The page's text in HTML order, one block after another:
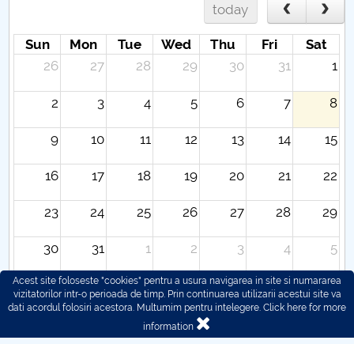
today
Sun Mon Tue Wed Thu Fri
Sat
26
27 28 29 30 31 1
2 3 4 5 6 7 8
9 10 11 12 13 14 15
16 17 18 19 20 21 22
23 24 25 26 27 28 29
30 31 1 2 3 4 5
Acest site foloseste "cookies" pentru a usura navigarea in site si numararea
vizitatorilor intr-o perioada de timp. Prin continuarea utilizarii acestui site va
dati acordul folosiri acestora. Multumim pentru intelegere. Click here for more
information